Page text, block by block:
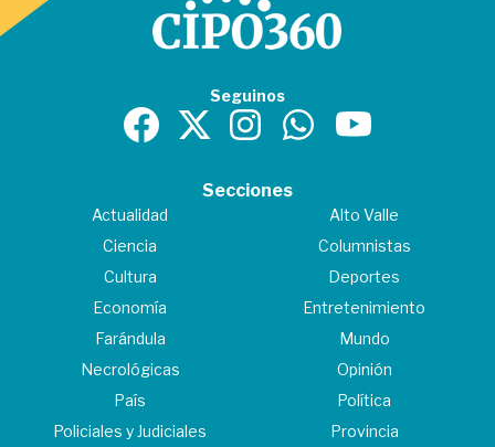
Seguinos
Secciones
Actualidad
Alto Valle
Ciencia
Columnistas
Cultura
Deportes
Economía
Entretenimiento
Farándula
Mundo
Necrológicas
Opinión
País
Política
Policiales y Judiciales
Provincia